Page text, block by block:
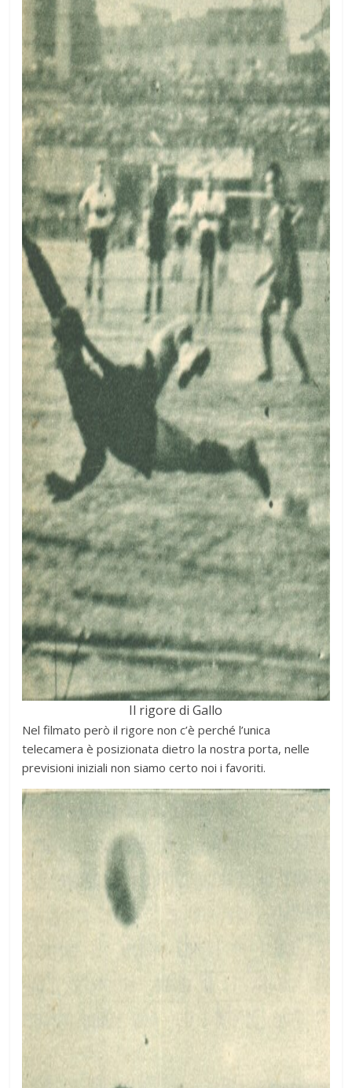
Il rigore di Gallo
Nel filmato però il rigore non c’è perché l’unica
telecamera è posizionata dietro la nostra porta, nelle
previsioni iniziali non siamo certo noi i favoriti.